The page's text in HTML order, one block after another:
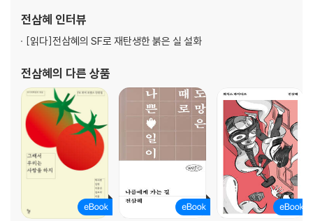
중. 2010년 대산대학문학상
전삼혜 인터뷰
[읽다]전삼혜의 SF로 재탄생한 붉은 실 설화
전삼혜의 다른 상품